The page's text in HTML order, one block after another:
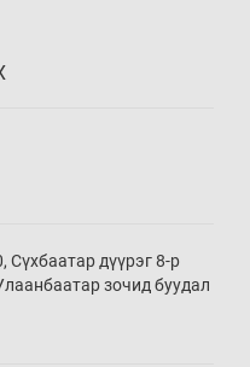
мин
мин
дүүрэг 8-р
зочид буудал